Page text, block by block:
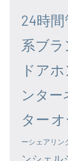
24時間
系ブ
ドアホ
ンター
ター
ーシェアリン
ンシェル